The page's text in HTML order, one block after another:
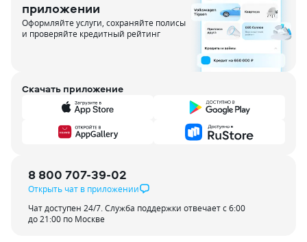
приложении
Оформляйте услуги, сохраняйте полисы
и проверяйте кредитный рейтинг
Скачать приложение
8 800 707-39-02
Открыть чат в приложении
Чат доступен 24/7. Служба поддержки отвечает с 6:00
до 21:00 по Москве